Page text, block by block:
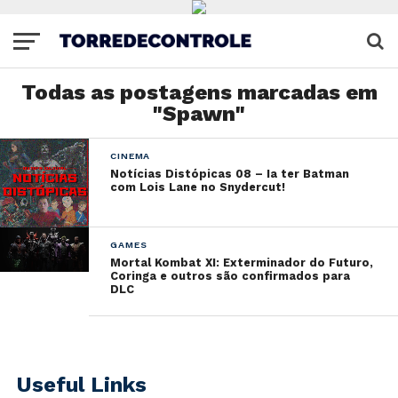
Todas as postagens marcadas em
"Spawn"
CINEMA
Notícias Distópicas 08 – Ia ter Batman
com Lois Lane no Snydercut!
GAMES
Mortal Kombat XI: Exterminador do Futuro,
Coringa e outros são confirmados para
DLC
Useful Links